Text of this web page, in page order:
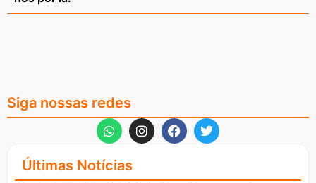
Siga nossas redes
Últimas Notícias